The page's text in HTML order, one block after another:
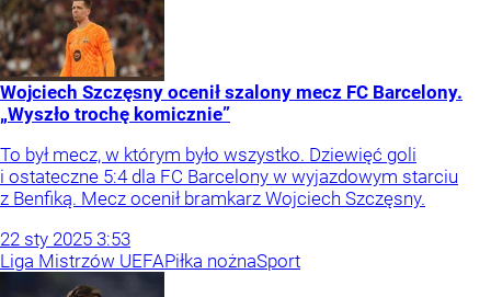
Wojciech Szczęsny ocenił szalony mecz FC Barcelony.
„Wyszło trochę komicznie”
To był mecz, w którym było wszystko. Dziewięć goli
i ostateczne 5:4 dla FC Barcelony w wyjazdowym starciu
z Benfiką. Mecz ocenił bramkarz Wojciech Szczęsny.
22 sty 2025 3:53
Liga Mistrzów UEFAPiłka nożnaSport